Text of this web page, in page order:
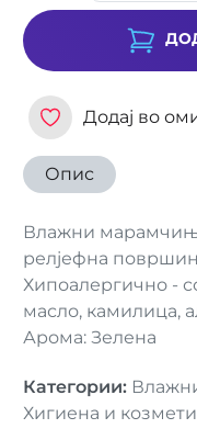
Додај во
Опис
Влажни
релјефна
Хипоалергично -
масло, камилица,
Арома: Зелена
Категории:
Хигиена и